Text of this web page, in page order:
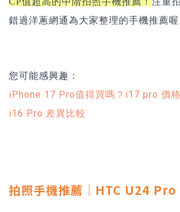
錯過洋蔥網通為大家整理的手機推薦喔
您可能感興趣：
iPhone 17 Pro值得買嗎？i17 pro 價
i16 Pro 差異比較
拍照手機推薦｜HTC U24 Pro